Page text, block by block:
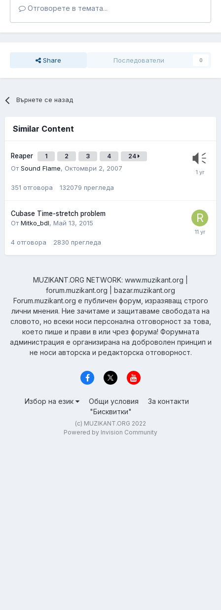
Отговорете в темата...
Share Последователи 0
Върнете се назад
Similar Content
Reaper 1 2 3 4 24
ОтSound Flame, Октомври 2, 2007
351 отговора 132079 прегледа
Cubase Time-stretch problem
ОтMitko_bdl, Май 13, 2015
4 отговора 2830 прегледа
MUZIKANT.ORG NETWORK: www.muzikant.org |
forum.muzikant.org | bazar.muzikant.org
Forum.muzikant.org е публичен форум, изразяващ строго
лични мнения. Ние зачитаме и защитаваме свободата на
словото, но всеки носи персонална отговорност за това,
което пише и прави в или чрез форума! Форумната
администрация е организирана на доброволен принцип и
не носи авторска и редакторска отговорност.
Избор на език Общи условия
За контакти
"Бисквитки"
(c) MUZIKANT.ORG 2022
Powered by Invision Community